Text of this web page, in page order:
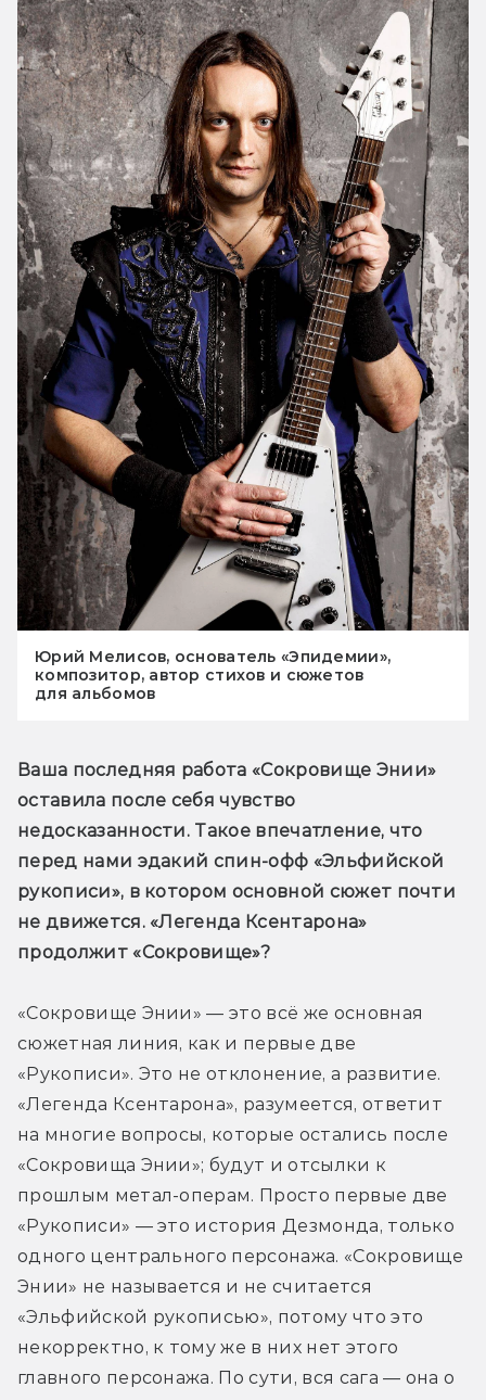
Юрий Мелисов, основатель «Эпидемии»,
композитор, автор стихов и сюжетов
для альбомов
Ваша последняя работа «Сокровище Энии»
оставила после себя чувство
недосказанности. Такое впечатление, что
перед нами эдакий спин-офф «Эльфийской
рукописи», в котором основной сюжет почти
не движется. «Легенда Ксентарона»
продолжит «Сокровище»?
«Сокровище Энии» — это всё же основная
сюжетная линия, как и первые две
«Рукописи». Это не отклонение, а развитие.
«Легенда Ксентарона», разумеется, ответит
на многие вопросы, которые остались после
«Сокровища Энии»; будут и отсылки к
прошлым метал-операм. Просто первые две
«Рукописи» — это история Дезмонда, только
одного центрального персонажа. «Сокровище
Энии» не называется и не считается
«Эльфийской рукописью», потому что это
некорректно, к тому же в них нет этого
главного персонажа. По сути, вся сага — она о